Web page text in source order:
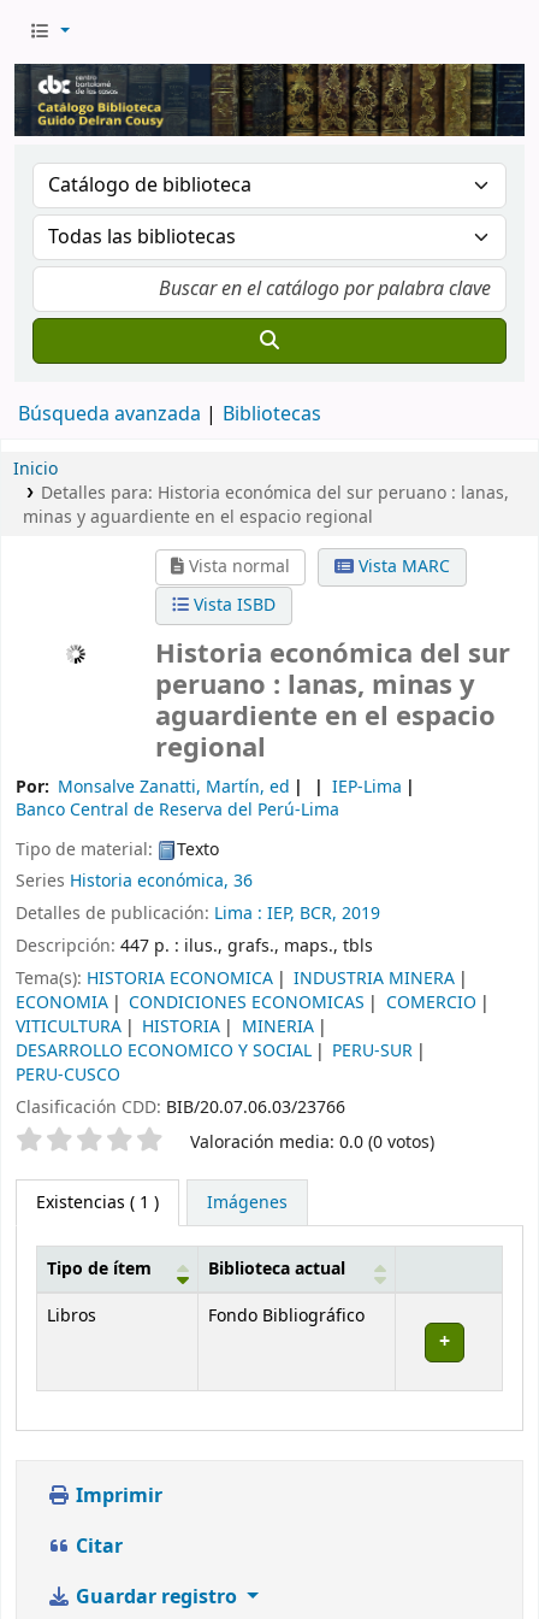
Búsqueda avanzada Bibliotecas
Inicio
Detalles para: Historia económica del sur peruano : lanas,
minas y aguardiente en el espacio regional
Vista normal
Vista MARC
Vista ISBD
Historia económica del sur
peruano : lanas, minas y
aguardiente en el espacio
regional
Por: Monsalve Zanatti, Martín, ed
IEP-Lima
Banco Central de Reserva del Perú-Lima
Tipo de material:
Texto
Series Historia económica, 36
Detalles de publicación: Lima : IEP, BCR, 2019
Descripción: 447 p. : ilus., grafs., maps., tbls
Tema(s): HISTORIA ECONOMICA
INDUSTRIA MINERA
ECONOMIA
CONDICIONES ECONOMICAS
COMERCIO
VITICULTURA
HISTORIA
MINERIA
DESARROLLO ECONOMICO Y SOCIAL
PERU-SUR
PERU-CUSCO
Clasificación CDD: BIB/20.07.06.03/23766
Valoración Valoración media: 0.0 (0 votos)
Existencias ( 1 ) Imágenes
Existencias
Tipo de ítem
Biblioteca actual
Libros
Fondo Bibliográfico
Imprimir
Citar
Guardar registro